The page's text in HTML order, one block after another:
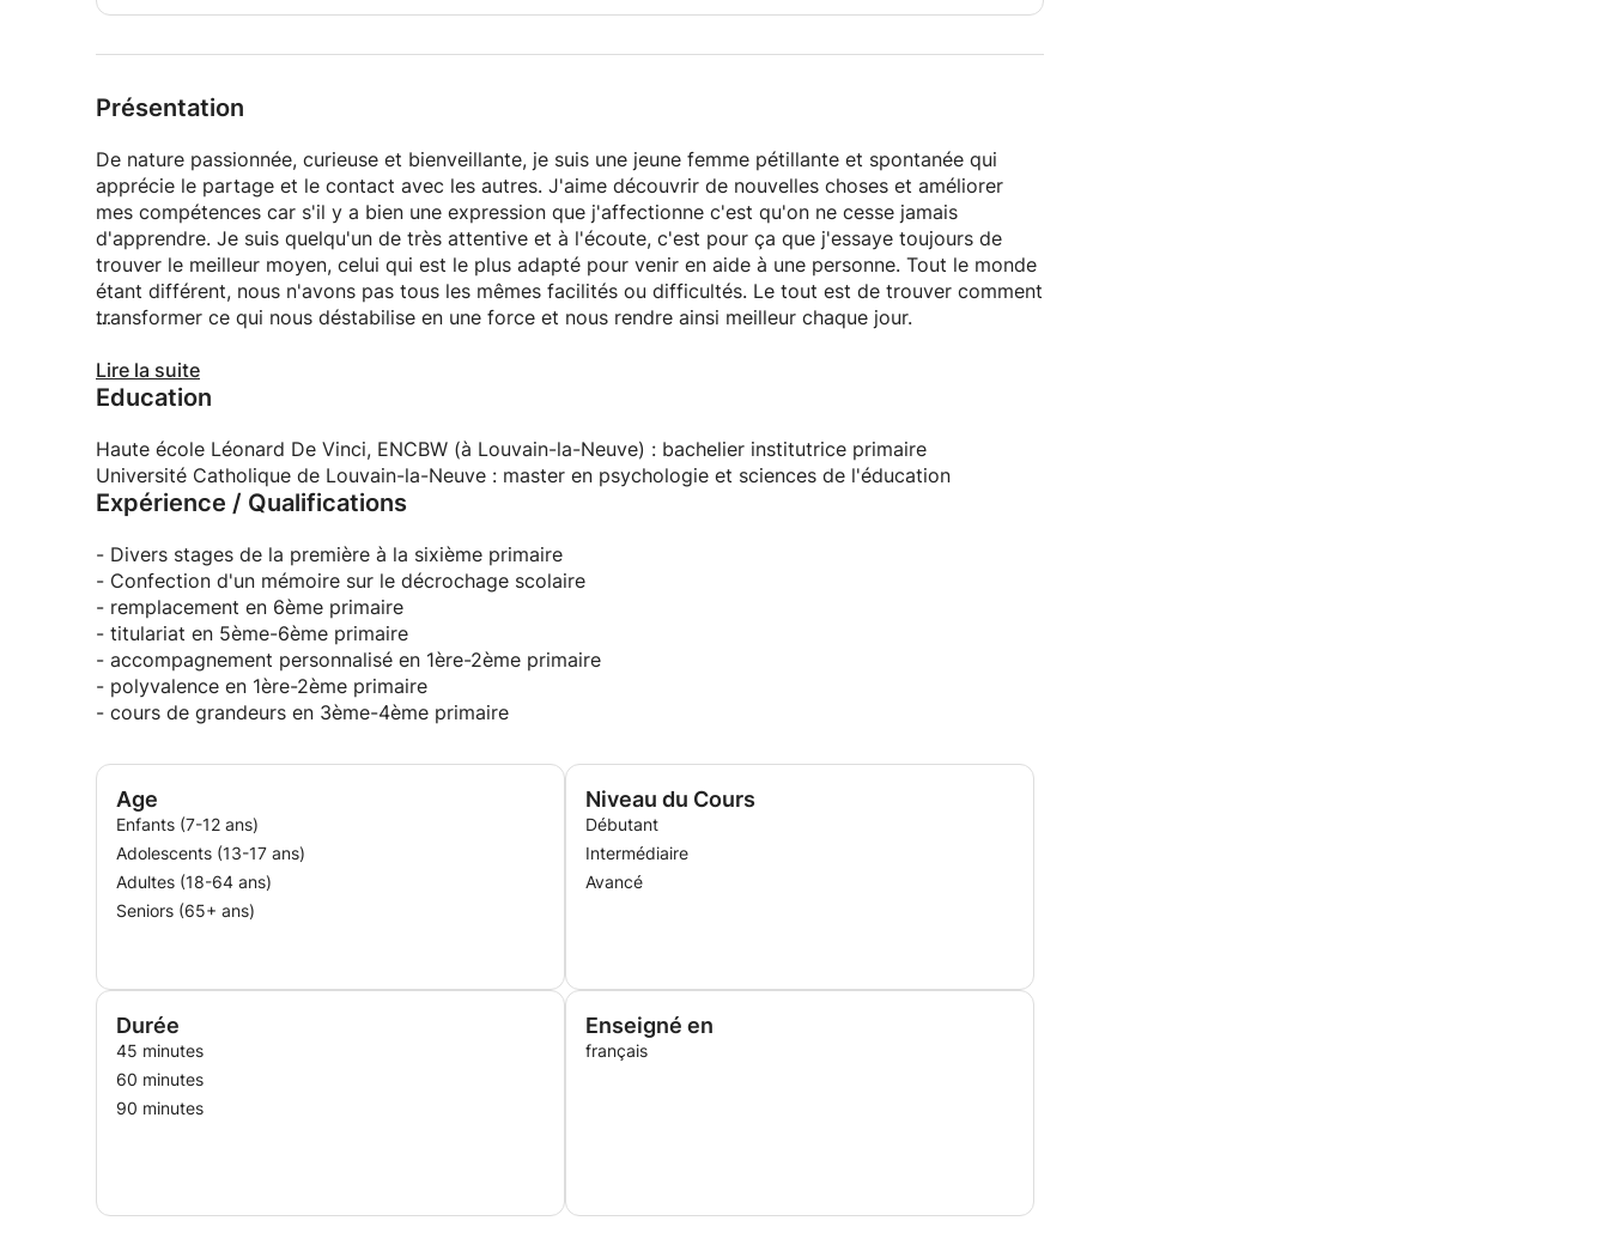
Présentation
De nature passionnée, curieuse et bienveillante, je suis une jeune femme pétillante et spontanée qui
apprécie le partage et le contact avec les autres. J'aime découvrir de nouvelles choses et améliorer
mes compétences car s'il y a bien une expression que j'affectionne c'est qu'on ne cesse jamais
d'apprendre. Je suis quelqu'un de très attentive et à l'écoute, c'est pour ça que j'essaye toujours de
trouver le meilleur moyen, celui qui est le plus adapté pour venir en aide à une personne. Tout le monde
étant différent, nous n'avons pas tous les mêmes facilités ou difficultés. Le tout est de trouver comment
transformer ce qui nous déstabilise en une force et nous rendre ainsi meilleur chaque jour.
Concernant mes études, j'ai tout d'abord réalisé un bachelier institutrice primaire car j'avais à coeur de
pouvoir aider mon prochain. Ma curiosité et ma passion pour les domaines de l'éducation et de la
grâce à ce dernier pu développer mes connaissances et m'enrichir de nouveaux savoirs et de nouvelles
expériences.
Lire la suite
Education
Haute école Léonard De Vinci, ENCBW (à Louvain-la-Neuve) : bachelier institutrice primaire
Université Catholique de Louvain-la-Neuve : master en psychologie et sciences de l'éducation
Expérience / Qualifications
- Divers stages de la première à la sixième primaire
- Confection d'un mémoire sur le décrochage scolaire
- remplacement en 6ème primaire
- titulariat en 5ème-6ème primaire
- accompagnement personnalisé en 1ère-2ème primaire
- polyvalence en 1ère-2ème primaire
- cours de grandeurs en 3ème-4ème primaire
Age
Enfants (7-12 ans)
Adolescents (13-17 ans)
Adultes (18-64 ans)
Seniors (65+ ans)
Niveau du Cours
Débutant
Intermédiaire
Avancé
Durée
45 minutes
60 minutes
90 minutes
Enseigné en
français